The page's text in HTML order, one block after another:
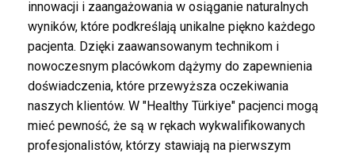
innowacji i zaangażowania w osiąganie naturalnych
wyników, które podkreślają unikalne piękno każdego
pacjenta. Dzięki zaawansowanym technikom i
nowoczesnym placówkom dążymy do zapewnienia
doświadczenia, które przewyższa oczekiwania
naszych klientów. W "Healthy Türkiye" pacjenci mogą
mieć pewność, że są w rękach wykwalifikowanych
profesjonalistów, którzy stawiają na pierwszym